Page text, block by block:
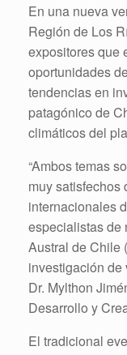
En una nueva
Región de Los
expositores que
oportunidades
tendencias en
patagónico de
climáticos del
“Ambos temas
muy satisfechos
internacionales
especialistas de
Austral de Chile
investigación de
Dr. Mylthon
Desarrollo y
El tradicional